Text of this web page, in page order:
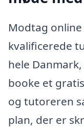
Modtag
kvalificerede
hele
booke et
og tutoreren
plan, der er